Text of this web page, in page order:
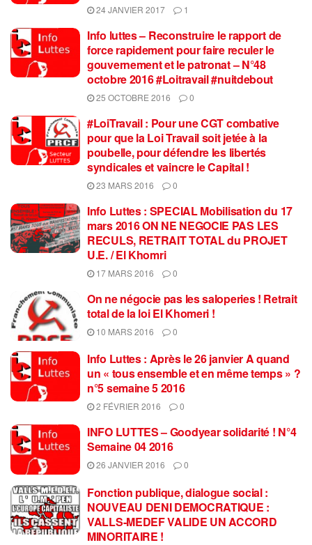
24 JANVIER 2017 1
Info luttes – Reconstruire le rapport de
force rapidement pour faire reculer le
gouvernement et le patronat – N°48
octobre 2016 #Loitravail #nuitdebout
25 OCTOBRE 2016 0
#LoiTravail : Pour une CGT combative
pour que la Loi Travail soit jetée à la
poubelle, pour défendre les libertés
syndicales et vaincre le Capital !
23 MARS 2016 0
Info Luttes : SPECIAL Mobilisation du 17
mars 2016 ON NE NEGOCIE PAS LES
RECULS, RETRAIT TOTAL du PROJET
U.E. / El Khomri
17 MARS 2016 0
On ne négocie pas les saloperies ! Retrait
total de la loi El Khomeri !
10 MARS 2016 0
Info Luttes : Après le 26 janvier A quand
un « tous ensemble et en même temps » ?
n°5 semaine 5 2016
2 FÉVRIER 2016 0
INFO LUTTES – Goodyear solidarité ! N°4
Semaine 04 2016
26 JANVIER 2016 0
Fonction publique, dialogue social :
NOUVEAU DENI DEMOCRATIQUE :
VALLS-MEDEF VALIDE UN ACCORD
MINORITAIRE !